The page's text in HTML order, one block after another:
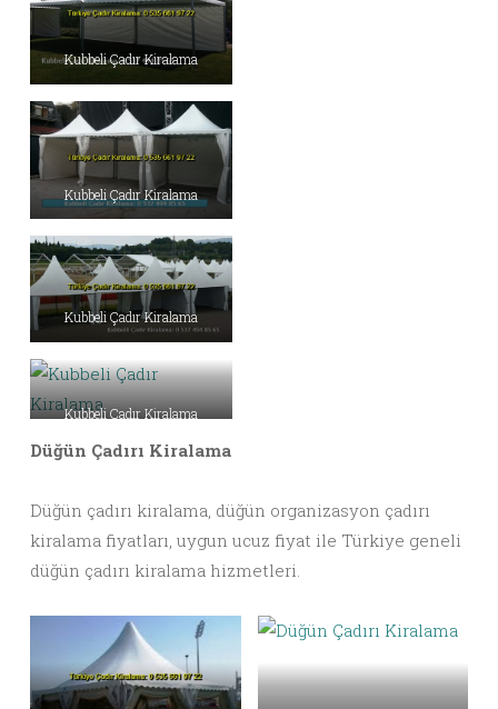
Kubbeli Çadır Kiralama
Kubbeli Çadır Kiralama
Kubbeli Çadır Kiralama
Kubbeli Çadır Kiralama
Düğün Çadırı Kiralama
Düğün çadırı kiralama, düğün organizasyon çadırı
kiralama fiyatları, uygun ucuz fiyat ile Türkiye geneli
düğün çadırı kiralama hizmetleri.